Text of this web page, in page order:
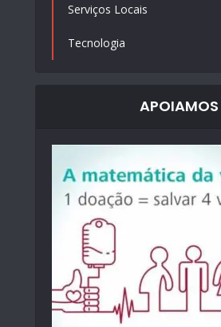
Serviços Locais
Tecnologia
APOIAMOS